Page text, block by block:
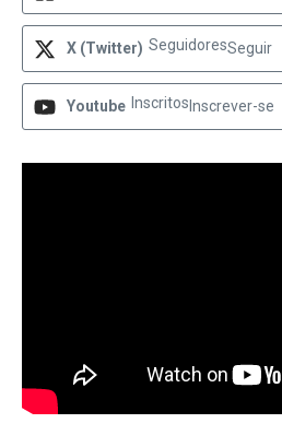
X (Twitter) SeguidoresSeguir
Youtube Inscritos Inscrever-se